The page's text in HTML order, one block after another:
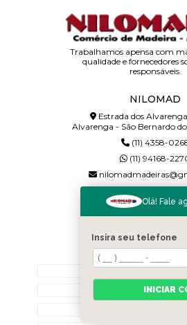
Trabalhamos apensa com
qualidade e fornecedores
responsáveis.
NILOMAD
Estrada dos
Alvarenga - São Bernardo
(11) 4358-
(11) 94168-
SIGA-NOS!
MENU
Home
Quem somos
Olá! Fale
Insira seu telefone
INICIAR